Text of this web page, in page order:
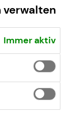
verwalten
Immer aktiv